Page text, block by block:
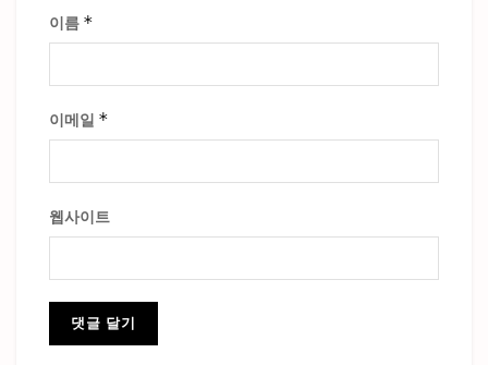
이름 *
이메일 *
웹사이트